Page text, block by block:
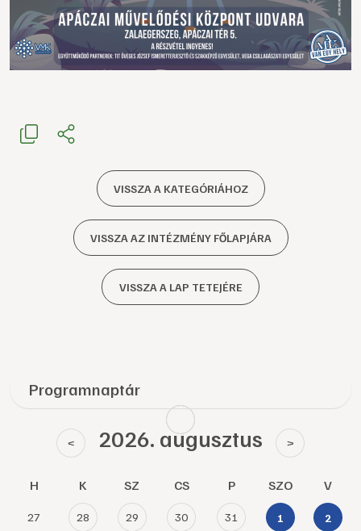
VISSZA A KATEGÓRIÁHOZ
VISSZA AZ INTÉZMÉNY FŐLAPJÁRA
VISSZA A LAP TETEJÉRE
Programnaptár
< 2026. augusztus >
H K SZ CS P SZO V
27 28 29 30 31 1 2